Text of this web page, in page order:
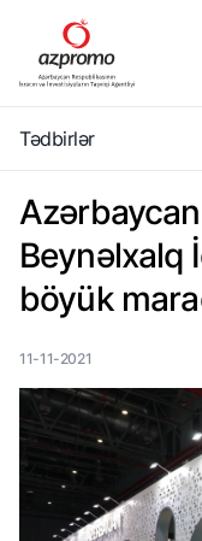
Tədbirlər
Beynəlxalq
böyük
11-11-2021